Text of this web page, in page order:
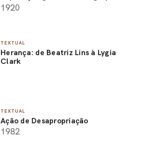
1920
TEXTUAL
Herança: de Beatriz Lins à Lygia
Clark
TEXTUAL
Ação de Desapropriação
1982